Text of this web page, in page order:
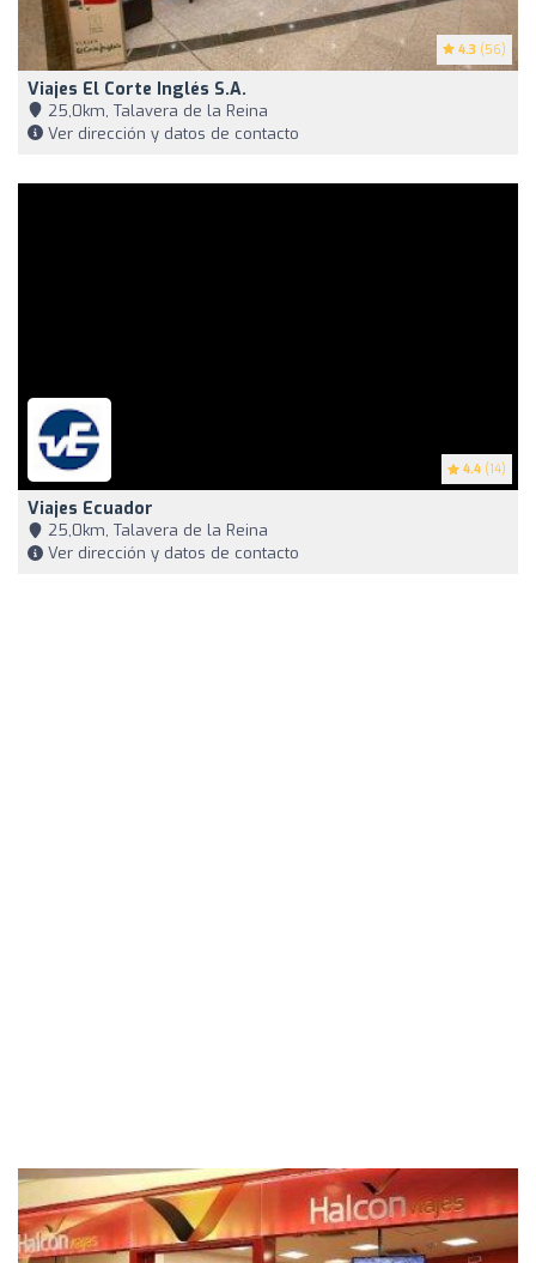
4.3 (56)
Viajes El Corte Inglés S.A.
25,0km, Talavera de la Reina
Ver dirección y datos de contacto
4.4 (14)
Viajes Ecuador
25,0km, Talavera de la Reina
Ver dirección y datos de contacto